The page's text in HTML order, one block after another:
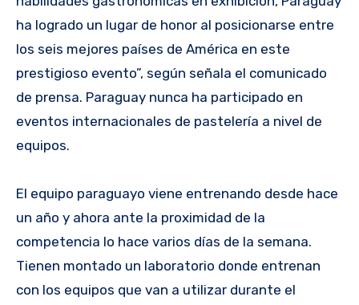
ha logrado un lugar de honor al posicionarse entre
los seis mejores países de América en este
prestigioso evento”, según señala el comunicado
de prensa. Paraguay nunca ha participado en
eventos internacionales de pastelería a nivel de
equipos.
El equipo paraguayo viene entrenando desde hace
un año y ahora ante la proximidad de la
competencia lo hace varios días de la semana.
Tienen montado un laboratorio donde entrenan
con los equipos que van a utilizar durante el